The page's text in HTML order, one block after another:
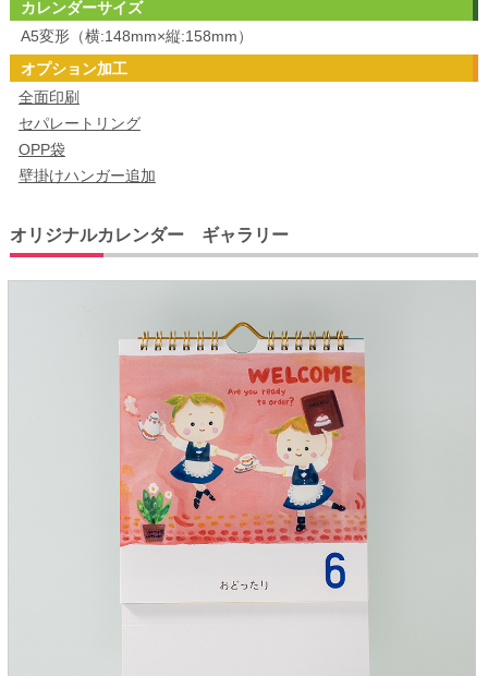
カレンダーサイズ
A5変形（横:148mm×縦:158mm）
オプション加工
全面印刷
セパレートリング
OPP袋
壁掛けハンガー追加
オリジナルカレンダー ギャラリー